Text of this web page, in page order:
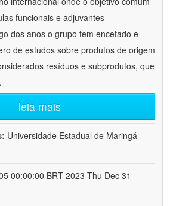
funcionais e adjuvantes
dos anos o grupo tem encetado e
de estudos sobre produtos de origem
resíduos e subprodutos, que
leia mais
Universidade Estadual de Maringá -
00:00:00 BRT 2023-Thu Dec 31